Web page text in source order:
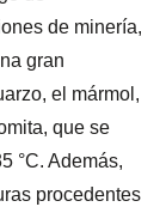
de minería,
gran
el mármol,
que se
°C. Además,
procedentes